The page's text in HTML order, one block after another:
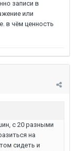
записи в
или
в чём ценность
с 20 разными
на
сидеть и